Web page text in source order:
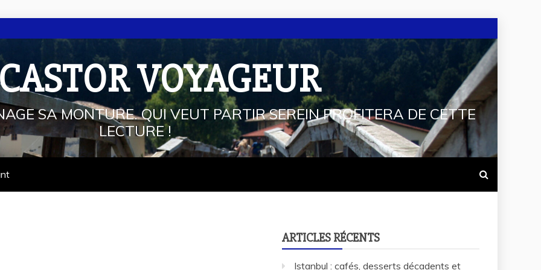
VOYAGEUR
SA MONTURE. QUI VEUT PARTIR SEREIN PROFITERA DE CETTE
LECTURE !
ARTICLES RÉCENTS
Istanbul : cafés, desserts décadents et